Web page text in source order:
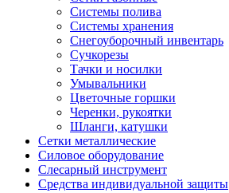
Системы полива
Системы хранения
Снегоуборочный инвентарь
Сучкорезы
Тачки и носилки
Умывальники
Цветочные горшки
Черенки, рукоятки
Шланги, катушки
Сетки металлические
Силовое оборудование
Слесарный инструмент
Средства индивидуальной защиты